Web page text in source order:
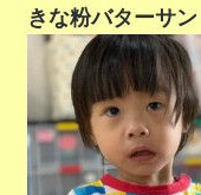
きな粉バターサ